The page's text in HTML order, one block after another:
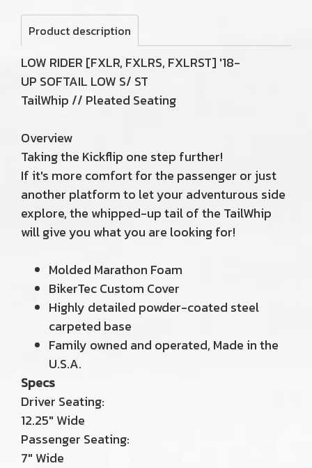
Product description
LOW RIDER [FXLR, FXLRS, FXLRST] '18-
UP SOFTAIL LOW S/ ST
TailWhip // Pleated Seating
Overview
Taking the Kickflip one step further!
If it's more comfort for the passenger or just
another platform to let your adventurous side
explore, the whipped-up tail of the TailWhip
will give you what you are looking for!
Molded Marathon Foam
BikerTec Custom Cover
Highly detailed powder-coated steel
carpeted base
Family owned and operated, Made in the
U.S.A.
Specs
Driver Seating:
12.25" Wide
Passenger Seating:
7" Wide